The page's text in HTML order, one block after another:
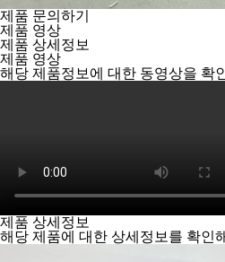
제품 문의하기
제품 영상
제품 상세정보
제품 영상
해당 제품정보에 대한 동영상을 확
제품 상세정보
해당 제품에 대한 상세정보를 확인